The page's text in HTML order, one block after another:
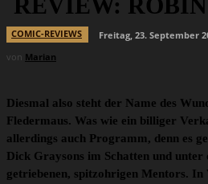
REVIEW:
COMIC-REVIEWS
Freitag, 23. September
von Marian
Diesmal also steht der Name des
Fledermaus. Was wie ein billiger
allerdings auch Programm, denn es
Dick Graysons im Schatten und unter
getriebenen, spitzohrigen Mentors.